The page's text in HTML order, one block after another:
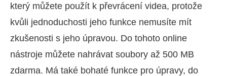
který můžete použít k převrácení videa, protože
kvůli jednoduchosti jeho funkce nemusíte mít
zkušenosti s jeho úpravou. Do tohoto online
nástroje můžete nahrávat soubory až 500 MB
zdarma. Má také bohaté funkce pro úpravy, do